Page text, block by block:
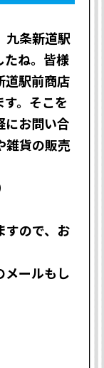
条新道駅
たね。皆様
駅前商店
。そこを
にお問い合
雑貨の販売
すので、お
メールもし